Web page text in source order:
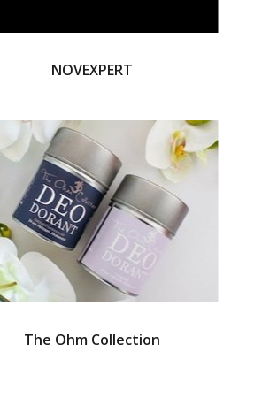
NOVEXPERT
The Ohm Collection